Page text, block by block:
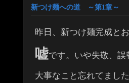
新つけ麺への道 ～第1章～
昨日、新つけ麺完成と
嘘です。いや失敬、誤
大事なこと忘れてました